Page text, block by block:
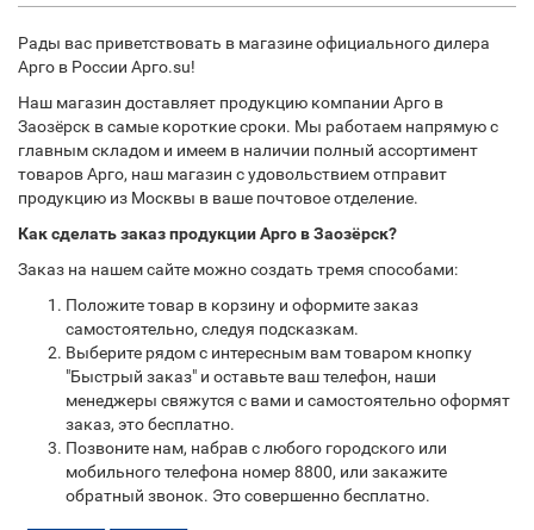
Рады вас приветствовать в магазине официального дилера
Арго в России Арго.su!
Наш магазин доставляет продукцию компании Арго в
Заозёрск в самые короткие сроки. Мы работаем напрямую с
главным складом и имеем в наличии полный ассортимент
товаров Арго, наш магазин с удовольствием отправит
продукцию из Москвы в ваше почтовое отделение.
Как сделать заказ продукции Арго в Заозёрск?
Заказ на нашем сайте можно создать тремя способами:
Положите товар в корзину и оформите заказ
самостоятельно, следуя подсказкам.
Выберите рядом с интересным вам товаром кнопку
"Быстрый заказ" и оставьте ваш телефон, наши
менеджеры свяжутся с вами и самостоятельно оформят
заказ, это бесплатно.
Позвоните нам, набрав с любого городского или
мобильного телефона номер 8800, или закажите
обратный звонок. Это совершенно бесплатно.